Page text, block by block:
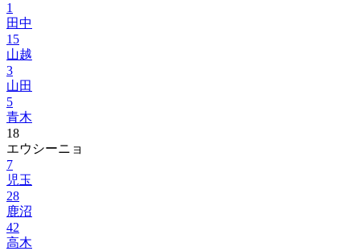
1
田中
15
山越
3
山田
5
青木
18
エウシーニョ
7
児玉
28
鹿沼
42
高木